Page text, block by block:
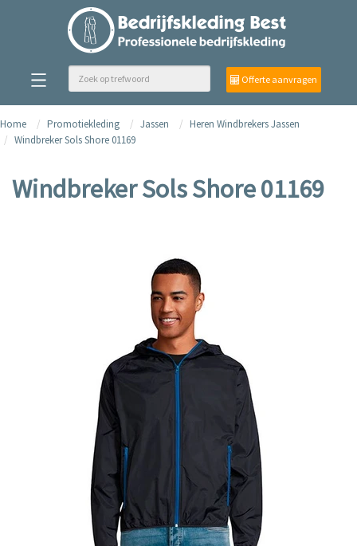
Offerte aanvragen
Home Promotiekleding Jassen
Heren Windbrekers Jassen
Windbreker Sols Shore 01169
Windbreker Sols Shore 01169